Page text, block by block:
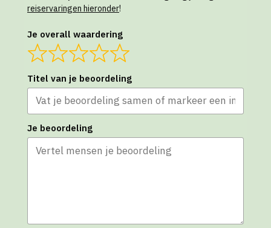
reiservaringen hieronder!
Je overall waardering
Titel van je beoordeling
Je beoordeling